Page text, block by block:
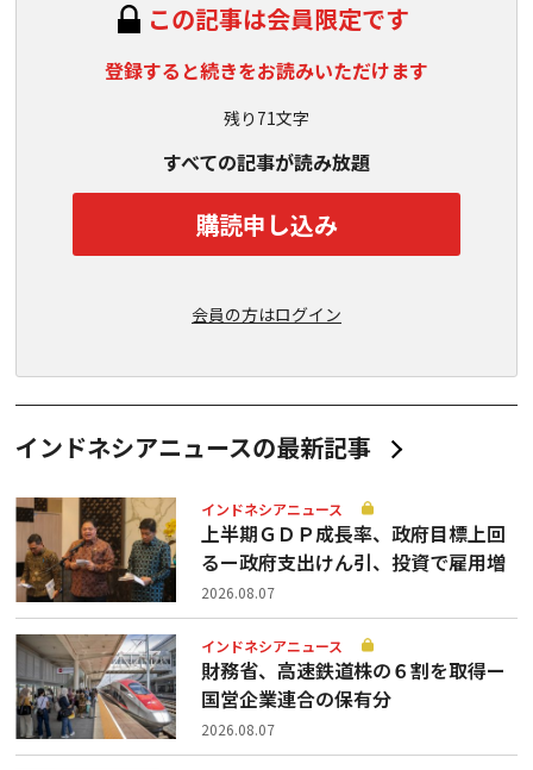
この記事は会員限定です
登録すると続きをお読みいただけます
残り71文字
すべての記事が読み放題
購読申し込み
会員の方はログイン
インドネシアニュースの最新記事
インドネシアニュース
上半期ＧＤＰ成長率、政府目標上回
るー政府支出けん引、投資で雇用増
2026.08.07
インドネシアニュース
財務省、高速鉄道株の６割を取得ー
国営企業連合の保有分
2026.08.07